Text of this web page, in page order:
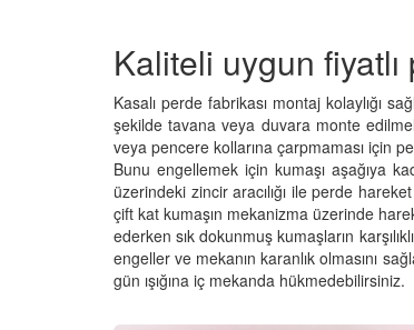
Kaliteli uygun fiyatlı
Kasalı perde fabrikası montaj kolaylığı
şekilde tavana veya duvara monte
veya pencere kollarına çarpmaması için
Bunu engellemek için kumaşı aşağıya
üzerindeki zincir aracılığı ile perde
çift kat kumaşın mekanizma üzerinde
ederken sık dokunmuş kumaşların
engeller ve mekanın karanlık olmasını
gün ışığına iç mekanda hükmedebilirsiniz.